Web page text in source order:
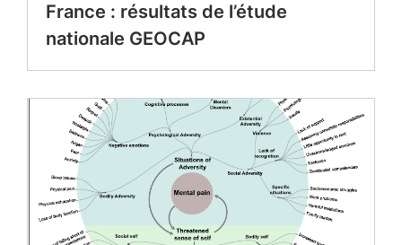
France : résultats de l’étude
nationale GEOCAP